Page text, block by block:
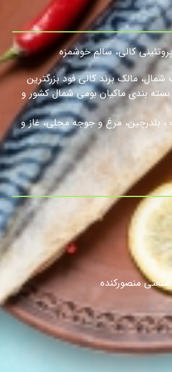
کالی، سالمِ خوشمزه
مالک برند کالی فود بزرگترین
بندی ماکیان بومی شمال کشور و
، بلدرچین، مرغ و جوجه محلی، غاز و
منصورکنده